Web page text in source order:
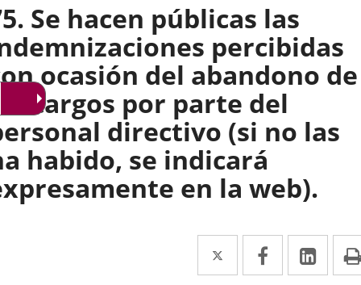
Se hacen públicas las
percibidas
ocasión del abandono de
cargos por parte del
directivo (si no las
habido, se indicará
en la web).
Twitter
Enlace
a
Facebook
Enlace
a
a